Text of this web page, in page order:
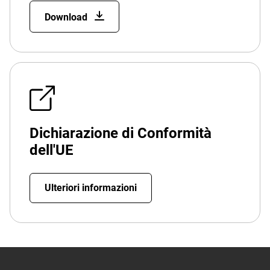
Download
Dichiarazione di Conformità
dell'UE
Ulteriori informazioni